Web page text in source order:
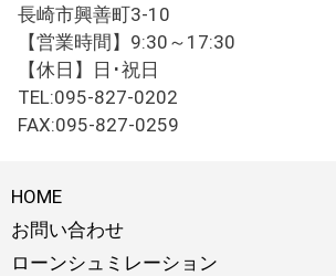
長崎市興善町3-10
【営業時間】9:30～17:30
【休日】日･祝日
TEL:095-827-0202
FAX:095-827-0259
HOME
お問い合わせ
ローンシュミレーション